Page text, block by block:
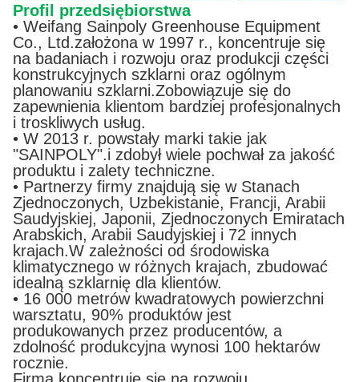
Profil przedsiębiorstwa
• Weifang Sainpoly Greenhouse Equipment
Co., Ltd.założona w 1997 r., koncentruje się
na badaniach i rozwoju oraz produkcji części
konstrukcyjnych szklarni oraz ogólnym
planowaniu szklarni.Zobowiązuje się do
zapewnienia klientom bardziej profesjonalnych
i troskliwych usług.
• W 2013 r. powstały marki takie jak
"SAINPOLY".i zdobył wiele pochwał za jakość
produktu i zalety techniczne.
• Partnerzy firmy znajdują się w Stanach
Zjednoczonych, Uzbekistanie, Francji, Arabii
Saudyjskiej, Japonii, Zjednoczonych Emiratach
Arabskich, Arabii Saudyjskiej i 72 innych
krajach.W zależności od środowiska
klimatycznego w różnych krajach, zbudować
idealną szklarnię dla klientów.
• 16 000 metrów kwadratowych powierzchni
warsztatu, 90% produktów jest
produkowanych przez producentów, a
zdolność produkcyjna wynosi 100 hektarów
rocznie.